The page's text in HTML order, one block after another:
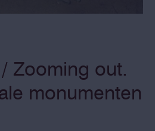
Zooming out.
monumenten